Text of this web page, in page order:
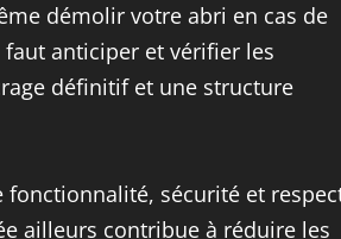
démolir votre abri en cas de
faut anticiper et vérifier les
définitif et une structure
sécurité et
ailleurs contribue à réduire les